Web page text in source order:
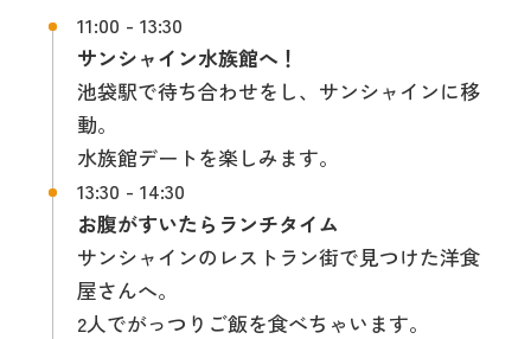
11:00 - 13:30
サンシャイン水族館へ！
池袋駅で待ち合わせをし、サンシャインに移
動。
水族館デートを楽しみます。
13:30 - 14:30
お腹がすいたらランチタイム
サンシャインのレストラン街で見つけた洋食
屋さんへ。
2人でがっつりご飯を食べちゃいます。